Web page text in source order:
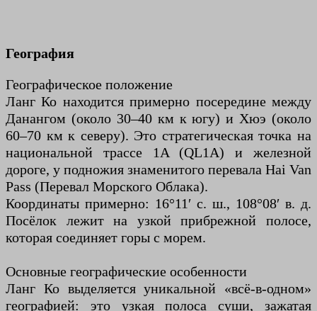
География
Географическое положение
Ланг Ко находится примерно посередине между
Данангом (около 30–40 км к югу) и Хюэ (около
60–70 км к северу). Это стратегическая точка на
национальной трассе 1A (QL1A) и железной
дороге, у подножия знаменитого перевала Hai Van
Pass (Перевал Морского Облака).
Координаты примерно: 16°11′ с. ш., 108°08′ в. д.
Посёлок лежит на узкой прибрежной полосе,
которая соединяет горы с морем.
Основные географические особенности
Ланг Ко выделяется уникальной «всё-в-одном»
географией: это узкая полоса суши, зажатая